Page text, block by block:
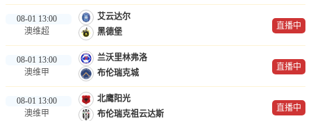
08-01 13:00
澳维超
艾云达尔
黑德堡
直播中
08-01 13:00
澳维甲
兰沃里林弗洛
布伦瑞克城
直播中
08-01 13:00
澳维甲
北鹰阳光
布伦瑞克祖云达斯
直播中